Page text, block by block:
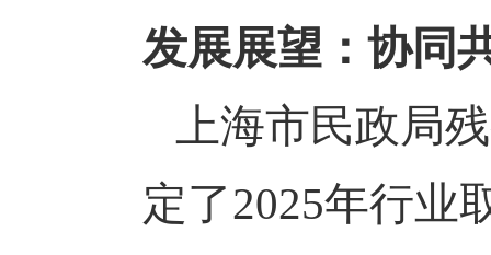
发展展望：协同
上海市民政局
定了2025年行业